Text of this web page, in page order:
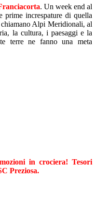
. Un week end al
prime increspature di quella
Alpi Meridionali, al
la cultura, i paesaggi e la
terre ne fanno una meta
in crociera! Tesori
Preziosa.